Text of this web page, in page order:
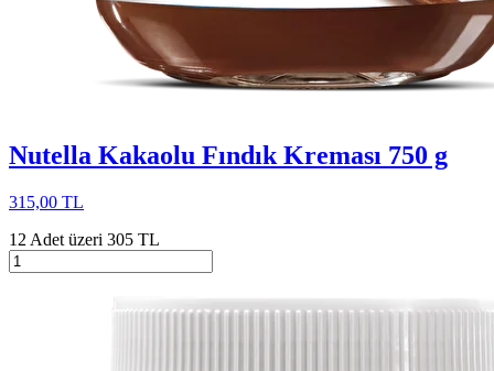
Nutella Kakaolu Fındık Kreması 750 g
315,00 TL
12 Adet üzeri 305 TL